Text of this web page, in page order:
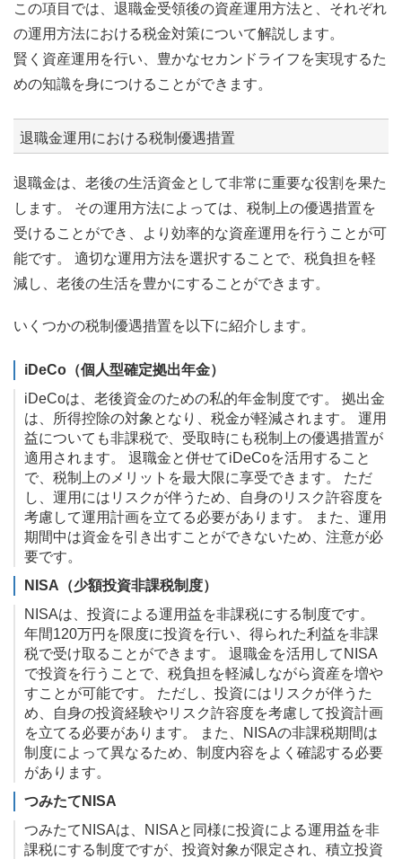
この項目では、退職金受領後の資産運用方法と、それぞれ
の運用方法における税金対策について解説します。
賢く資産運用を行い、豊かなセカンドライフを実現するた
めの知識を身につけることができます。
退職金運用における税制優遇措置
退職金は、老後の生活資金として非常に重要な役割を果た
します。 その運用方法によっては、税制上の優遇措置を
受けることができ、より効率的な資産運用を行うことが可
能です。 適切な運用方法を選択することで、税負担を軽
減し、老後の生活を豊かにすることができます。
いくつかの税制優遇措置を以下に紹介します。
iDeCo（個人型確定拠出年金）
iDeCoは、老後資金のための私的年金制度です。 拠出金
は、所得控除の対象となり、税金が軽減されます。 運用
益についても非課税で、受取時にも税制上の優遇措置が
適用されます。 退職金と併せてiDeCoを活用すること
で、税制上のメリットを最大限に享受できます。 ただ
し、運用にはリスクが伴うため、自身のリスク許容度を
考慮して運用計画を立てる必要があります。 また、運用
期間中は資金を引き出すことができないため、注意が必
要です。
NISA（少額投資非課税制度）
NISAは、投資による運用益を非課税にする制度です。
年間120万円を限度に投資を行い、得られた利益を非課
税で受け取ることができます。 退職金を活用してNISA
で投資を行うことで、税負担を軽減しながら資産を増や
すことが可能です。 ただし、投資にはリスクが伴うた
め、自身の投資経験やリスク許容度を考慮して投資計画
を立てる必要があります。 また、NISAの非課税期間は
制度によって異なるため、制度内容をよく確認する必要
があります。
つみたてNISA
つみたてNISAは、NISAと同様に投資による運用益を非
課税にする制度ですが、投資対象が限定され、積立投資